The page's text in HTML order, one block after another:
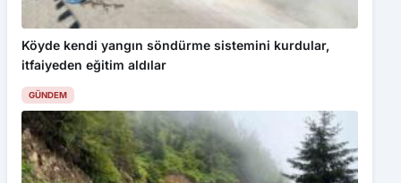
Köyde kendi yangın söndürme sistemini kurdular,
itfaiyeden eğitim aldılar
GÜNDEM